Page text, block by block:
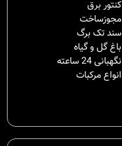
کنتور برق
مجوزساخت
سند تک برگ
باغ گل و گیاه
نگهبانی 24 ساعته
انواع مرکبات